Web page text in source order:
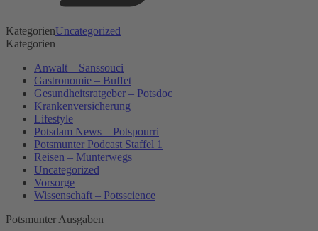
KategorienUncategorized
Kategorien
Anwalt – Sanssouci
Gastronomie – Buffet
Gesundheitsratgeber – Potsdoc
Krankenversicherung
Lifestyle
Potsdam News – Potspourri
Potsmunter Podcast Staffel 1
Reisen – Munterwegs
Uncategorized
Vorsorge
Wissenschaft – Potsscience
Potsmunter Ausgaben